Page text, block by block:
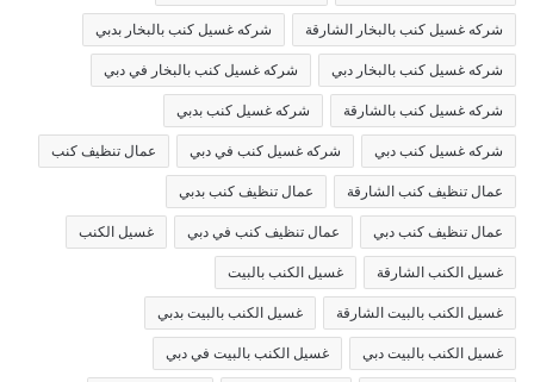
شركه غسيل كنب بالبخار الشارقة شركه غسيل كنب بالبخار بدبي
شركه غسيل كنب بالبخار دبي شركه غسيل كنب بالبخار في دبي
شركه غسيل كنب بالشارقة شركه غسيل كنب بدبي
شركه غسيل كنب دبي شركه غسيل كنب في دبي عمال تنظيف كنب
عمال تنظيف كنب الشارقة عمال تنظيف كنب بدبي
عمال تنظيف كنب دبي عمال تنظيف كنب في دبي غسيل الكنب
غسيل الكنب الشارقة غسيل الكنب بالبيت
غسيل الكنب بالبيت الشارقة غسيل الكنب بالبيت بدبي
غسيل الكنب بالبيت دبي غسيل الكنب بالبيت في دبي